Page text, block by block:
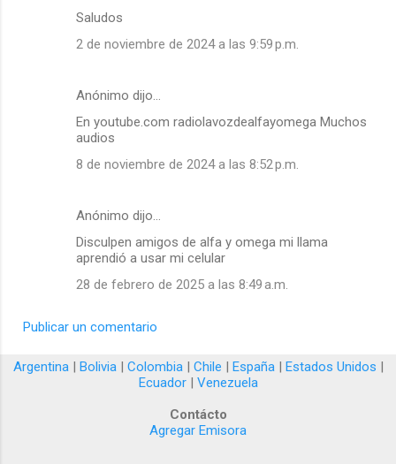
Saludos
2 de noviembre de 2024 a las 9:59 p.m.
Anónimo dijo…
En youtube.com radiolavozdealfayomega Muchos
audios
8 de noviembre de 2024 a las 8:52 p.m.
Anónimo dijo…
Disculpen amigos de alfa y omega mi llama
aprendió a usar mi celular
28 de febrero de 2025 a las 8:49 a.m.
Publicar un comentario
Argentina| Bolivia| Colombia| Chile | España| Estados Unidos |
Ecuador| Venezuela
Contácto
Agregar Emisora